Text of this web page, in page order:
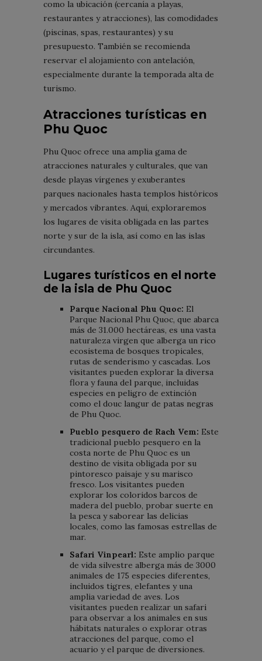
como la ubicación (cercanía a playas,
restaurantes y atracciones), las comodidades
(piscinas, spas, restaurantes) y su
presupuesto. También se recomienda
reservar el alojamiento con antelación,
especialmente durante la temporada alta de
turismo.
Atracciones turísticas en
Phu Quoc
Phu Quoc ofrece una amplia gama de
atracciones naturales y culturales, que van
desde playas vírgenes y exuberantes
parques nacionales hasta templos históricos
y mercados vibrantes. Aquí, exploraremos
los lugares de visita obligada en las partes
norte y sur de la isla, así como en las islas
circundantes.
Lugares turísticos en el norte
de la isla de Phu Quoc
Parque Nacional Phu Quoc: El
Parque Nacional Phu Quoc, que abarca
más de 31.000 hectáreas, es una vasta
naturaleza virgen que alberga un rico
ecosistema de bosques tropicales,
rutas de senderismo y cascadas. Los
visitantes pueden explorar la diversa
flora y fauna del parque, incluidas
especies en peligro de extinción
como el douc langur de patas negras
de Phu Quoc.
Pueblo pesquero de Rach Vem: Este
tradicional pueblo pesquero en la
costa norte de Phu Quoc es un
destino de visita obligada por su
pintoresco paisaje y su marisco
fresco. Los visitantes pueden
explorar los coloridos barcos de
madera del pueblo, probar suerte en
la pesca y saborear las delicias
locales, como las famosas estrellas de
mar.
Safari Vinpearl: Este amplio parque
de vida silvestre alberga más de 3000
animales de 175 especies diferentes,
incluidos tigres, elefantes y una
amplia variedad de aves. Los
visitantes pueden realizar un safari
para observar a los animales en sus
hábitats naturales o explorar otras
atracciones del parque, como el
acuario y el parque de diversiones.